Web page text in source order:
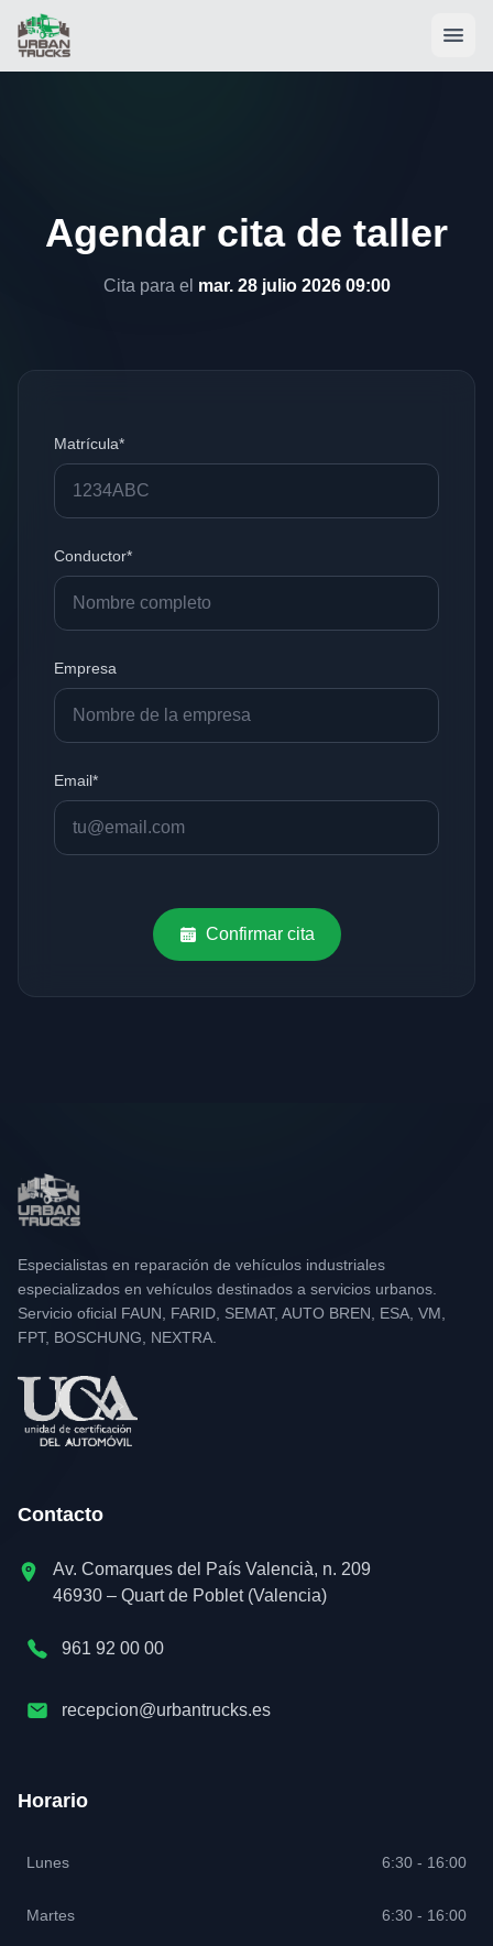
Agendar cita de taller
Cita para el mar. 28 julio 2026 09:00
Matrícula*
Conductor*
Empresa
Email*
Confirmar cita
Especialistas en reparación de vehículos industriales
especializados en vehículos destinados a servicios urbanos.
Servicio oficial FAUN, FARID, SEMAT, AUTO BREN, ESA, VM,
FPT, BOSCHUNG, NEXTRA.
Contacto
Av. Comarques del País Valencià, n. 209
46930 – Quart de Poblet (Valencia)
961 92 00 00
recepcion@urbantrucks.es
Horario
Lunes 6:30 - 16:00
Martes 6:30 - 16:00